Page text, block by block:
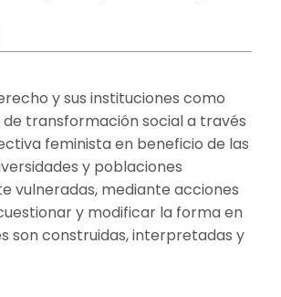
y sus instituciones como
transformación social a través
feminista en beneficio de las
y poblaciones
vulneradas, mediante acciones
y modificar la forma en
son construidas, interpretadas y